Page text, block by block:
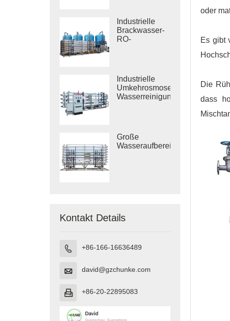
Industrielle
Brackwasser-
RO-
Industrielle
Umkehrosmose-
Wasserreinigungssysteme
Große
Wasseraufbereitungsanlagen
Kontakt Details
 +86-166-16636489
 david@gzchunke.com
 +86-20-22895083
oder
Es gibt
Die
dass